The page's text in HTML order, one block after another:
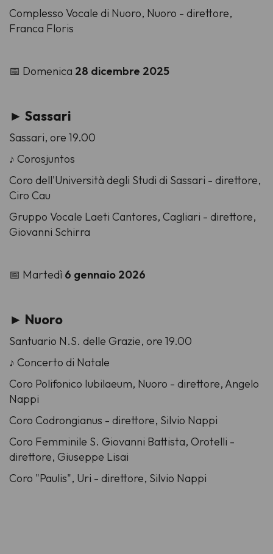
Complesso Vocale di Nuoro, Nuoro - direttore,
Franca Floris
📅 Domenica 28 dicembre 2025
► Sassari
Sassari, ore 19.00
♪ Corosjuntos
Coro dell'Università degli Studi di Sassari - direttore,
Ciro Cau
Gruppo Vocale Laeti Cantores, Cagliari - direttore,
Giovanni Schirra
📅 Martedì 6 gennaio 2026
► Nuoro
Santuario N.S. delle Grazie, ore 19.00
♪ Concerto di Natale
Coro Polifonico Iubilaeum, Nuoro - direttore, Angelo
Nappi
Coro Codrongianus - direttore, Silvio Nappi
Coro Femminile S. Giovanni Battista, Orotelli -
direttore, Giuseppe Lisai
Coro "Paulis", Uri - direttore, Silvio Nappi